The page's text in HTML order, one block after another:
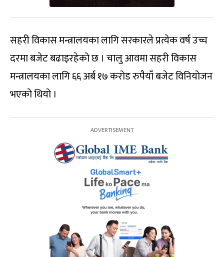
सहरी विकास मन्त्रालयका लागि सरकारले प्रत्येक वर्ष उच्च
दरमा बजेट बढाइरहेको छ । चालु आवमा सहरी विकास
मन्त्रालयका लागि ६६ अर्ब १७ करोड रुपैयाँ बजेट विनियोजन
भएको थियो ।